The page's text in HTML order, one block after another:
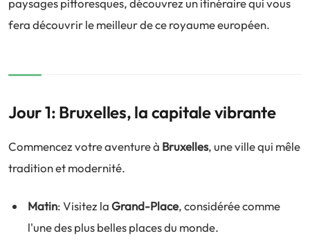
paysages pittoresques, découvrez un itinéraire qui vous
fera découvrir le meilleur de ce royaume européen.
Jour 1: Bruxelles, la capitale vibrante
Commencez votre aventure à Bruxelles, une ville qui mêle
tradition et modernité.
Matin: Visitez laGrand-Place, considérée comme
l'une des plus belles places du monde.